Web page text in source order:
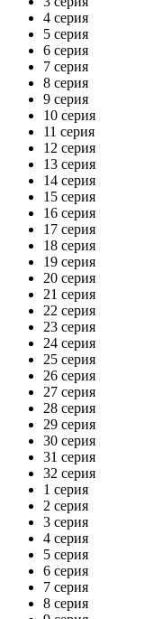
4 серия
5 серия
6 серия
7 серия
8 серия
9 серия
10 серия
11 серия
12 серия
13 серия
14 серия
15 серия
16 серия
17 серия
18 серия
19 серия
20 серия
21 серия
22 серия
23 серия
24 серия
25 серия
26 серия
27 серия
28 серия
29 серия
30 серия
31 серия
32 серия
1 серия
2 серия
3 серия
4 серия
5 серия
6 серия
7 серия
8 серия